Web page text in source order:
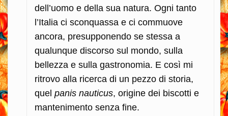
dell’uomo e della sua natura. Ogni tanto
l’Italia ci sconquassa e ci commuove
ancora, presupponendo se stessa a
qualunque discorso sul mondo, sulla
bellezza e sulla gastronomia. E così mi
ritrovo alla ricerca di un pezzo di storia,
quel panis nauticus, origine dei biscotti e
mantenimento senza fine.